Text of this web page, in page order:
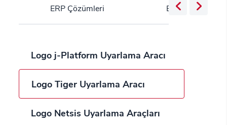
ERP Çözümleri Bulut Servisleri
Logo j-Platform Uyarlama Aracı
Logo Tiger Uyarlama Aracı
Logo Netsis Uyarlama Araçları